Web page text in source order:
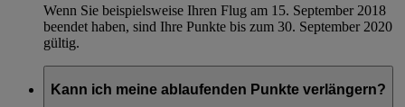
Wenn Sie beispielsweise Ihren Flug am 15. September 2018
beendet haben, sind Ihre Punkte bis zum 30. September 2020
gültig.
Kann ich meine ablaufenden Punkte verlängern?